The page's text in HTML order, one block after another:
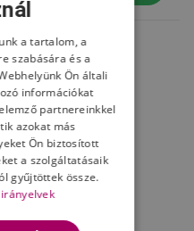
a tartalom, a
szabására és a
Ön általi
információkat
partnereinkkel
azokat más
Ön biztosított
a szolgáltatásaik
gyűjtöttek össze.